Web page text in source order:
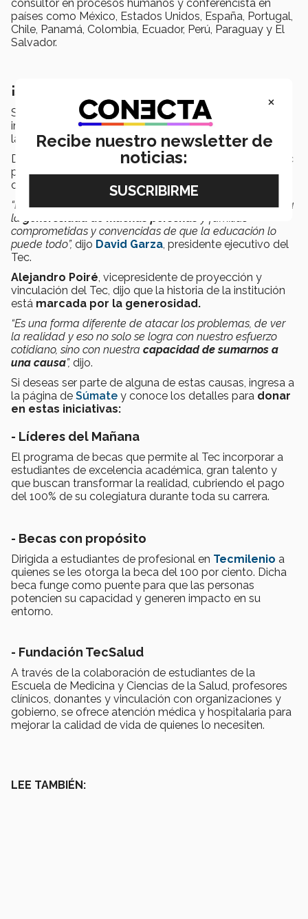
consultor en procesos humanos y conferencista en
países como México, Estados Unidos, España, Portugal,
Chile, Panamá, Colombia, Ecuador, Perú, Paraguay y El
Salvador.
¡Súmate a la generosidad!
Si eres colaborador o docente de alguna de las
instituciones del Tec de Monterrey, puedes ser parte de
la campañaSúmate.
Dicha iniciativa es una invitación a la comunidad del Tec
para que, con susdonaciones, transformen su
comunidad a través de la educación y la innovación.
“De alguna manera nuestra institución así nació, gracias a
la generosidad de muchas personas y familias
comprometidas y convencidas de que la educación lo
puede todo”, dijo David Garza, presidente ejecutivo del
Tec.
Alejandro Poiré, vicepresidente de proyección y
vinculación del Tec, dijo que la historia de la institución
está marcada por la generosidad.
“Es una forma diferente de atacar los problemas, de ver
la realidad y eso no solo se logra con nuestro esfuerzo
cotidiano, sino con nuestra capacidad de sumarnos a
una causa”, dijo.
Si deseas ser parte de alguna de estas causas, ingresa a
la página de Súmate y conoce los detalles para donar
en estas iniciativas:
- Líderes del Mañana
El programa de becas que permite al Tec incorporar a
estudiantes de excelencia académica, gran talento y
que buscan transformar la realidad, cubriendo el pago
del 100% de su colegiatura durante toda su carrera.
- Becas con propósito
Dirigida a estudiantes de profesional en Tecmilenio a
quienes se les otorga la beca del 100 por ciento. Dicha
beca funge como puente para que las personas
potencien su capacidad y generen impacto en su
entorno.
- Fundación TecSalud
A través de la colaboración de estudiantes de la
Escuela de Medicina y Ciencias de la Salud, profesores
clínicos, donantes y vinculación con organizaciones y
gobierno, se ofrece atención médica y hospitalaria para
mejorar la calidad de vida de quienes lo necesiten.
LEE TAMBIÉN:
×
Recibe nuestro newsletter de
noticias: